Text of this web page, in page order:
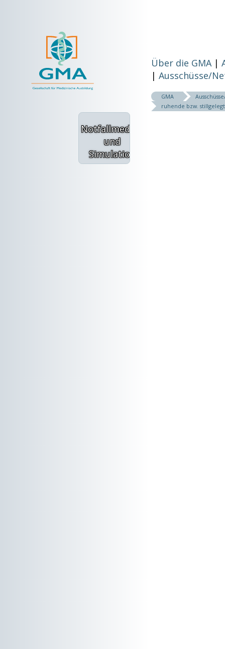
Über die GMA
Ausschüsse/
GMA
ruhende bzw.
Notfallmedizin
und
Simulation